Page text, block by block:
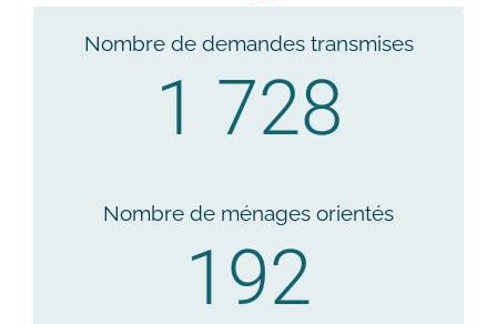
Nombre de demandes transmises
1 728
Nombre de ménages orientés
192